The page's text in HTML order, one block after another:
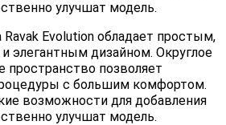
улучшат модель.
Ravak Evolution обладает простым,
элегантным дизайном. Округлое
пространство позволяет
с большим комфортом.
возможности для добавления
улучшат модель.